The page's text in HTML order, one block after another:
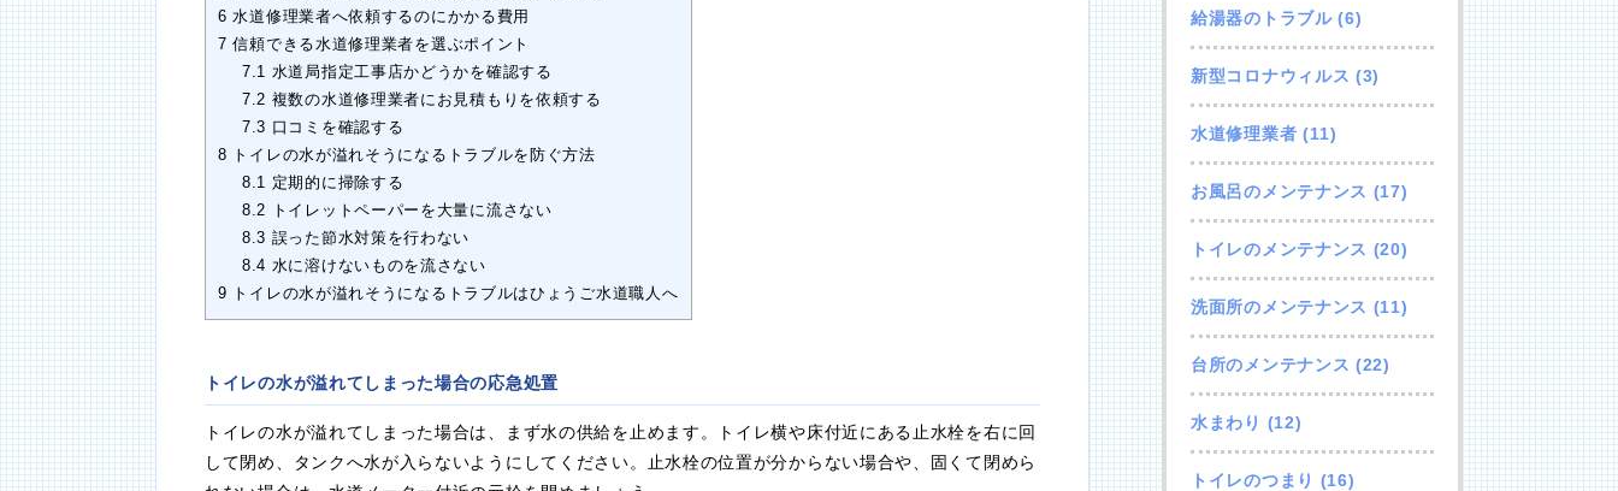
6 水道修理業者へ依頼するのにかかる費用
7 信頼できる水道修理業者を選ぶポイント
7.1 水道局指定工事店かどうかを確認する
7.2 複数の水道修理業者にお見積もりを依頼する
7.3 口コミを確認する
8 トイレの水が溢れそうになるトラブルを防ぐ方法
8.1 定期的に掃除する
8.2 トイレットペーパーを大量に流さない
8.3 誤った節水対策を行わない
8.4 水に溶けないものを流さない
9 トイレの水が溢れそうになるトラブルはひょうご水道職人へ
トイレの水が溢れてしまった場合の応急処置
トイレの水が溢れてしまった場合は、まず水の供給を止めます。トイレ横や床付近にある止水栓を右に回
して閉め、タンクへ水が入らないようにしてください。止水栓の位置が分からない場合や、固くて閉めら
給湯器のトラブル(6)
新型コロナウィルス (3)
水道修理業者 (11)
お風呂のメンテナンス (17)
トイレのメンテナンス (20)
洗面所のメンテナンス (11)
台所のメンテナンス (22)
水まわり (12)
トイレのつまり (16)